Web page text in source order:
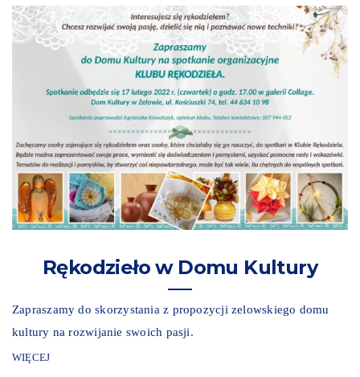
Rękodzieło w Domu Kultury
Zapraszamy do skorzystania z propozycji zelowskiego domu
kultury na rozwijanie swoich pasji.
WIĘCEJ